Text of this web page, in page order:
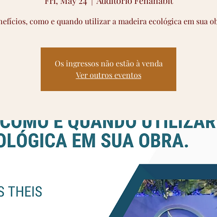
como e quando utilizar a madeira ecológica em sua
Os ingressos não estão à venda
Ver outros eventos